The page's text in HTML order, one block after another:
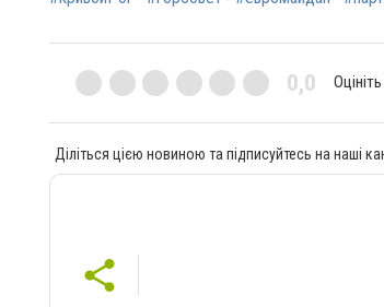
0,0
Діліться цією новиною та підписуйтесь на наші